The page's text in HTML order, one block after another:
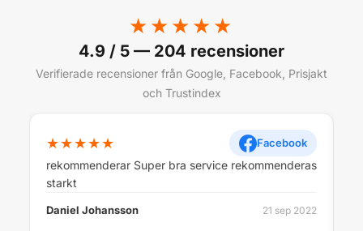
★★★★★
4.9 / 5 — 204 recensioner
Verifierade recensioner från Google, Facebook, Prisjakt
och Trustindex
★★★★★ Facebook
rekommenderar Super bra service rekommenderas
starkt
Daniel Johansson 21 sep 2022